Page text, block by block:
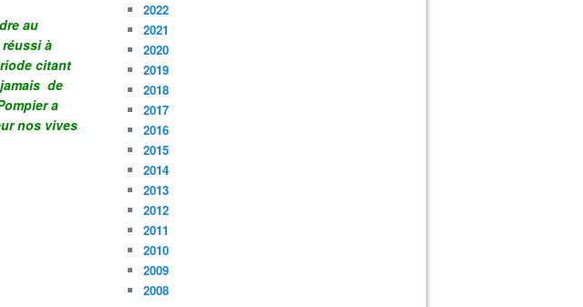
au
à
citant
de
a
nos vives
2022
2021
2020
2019
2018
2017
2016
2015
2014
2013
2012
2011
2010
2009
2008